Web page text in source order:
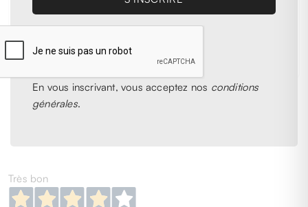
En vous inscrivant, vous acceptez nos conditions
générales.
37 39 40
multicolore
€ 601,00 - 81%
€ 142,00
- 81%
Très bon